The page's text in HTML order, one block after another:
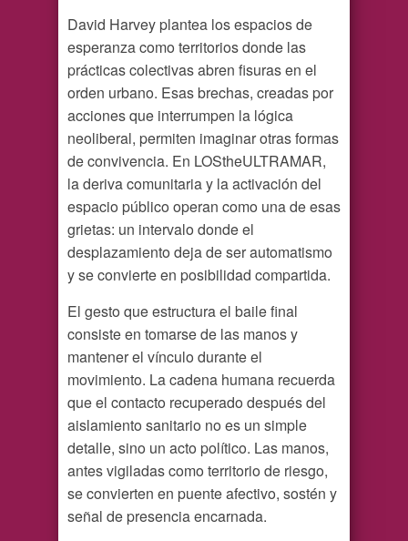
David Harvey plantea los espacios de
esperanza como territorios donde las
prácticas colectivas abren fisuras en el
orden urbano. Esas brechas, creadas por
acciones que interrumpen la lógica
neoliberal, permiten imaginar otras formas
de convivencia. En LOStheULTRAMAR,
la deriva comunitaria y la activación del
espacio público operan como una de esas
grietas: un intervalo donde el
desplazamiento deja de ser automatismo
y se convierte en posibilidad compartida.
El gesto que estructura el baile final
consiste en tomarse de las manos y
mantener el vínculo durante el
movimiento. La cadena humana recuerda
que el contacto recuperado después del
aislamiento sanitario no es un simple
detalle, sino un acto político. Las manos,
antes vigiladas como territorio de riesgo,
se convierten en puente afectivo, sostén y
señal de presencia encarnada.